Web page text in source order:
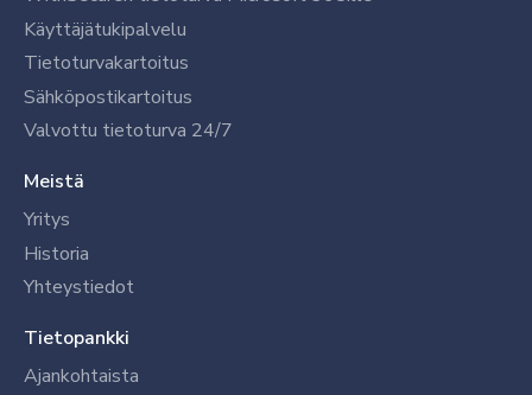
Käyttäjätukipalvelu
Tietoturvakartoitus
Sähköpostikartoitus
Valvottu tietoturva 24/7
Meistä
Yritys
Historia
Yhteystiedot
Tietopankki
Ajankohtaista